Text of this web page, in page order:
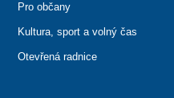
Pro občany
Kultura, sport a volný čas
Otevřená radnice